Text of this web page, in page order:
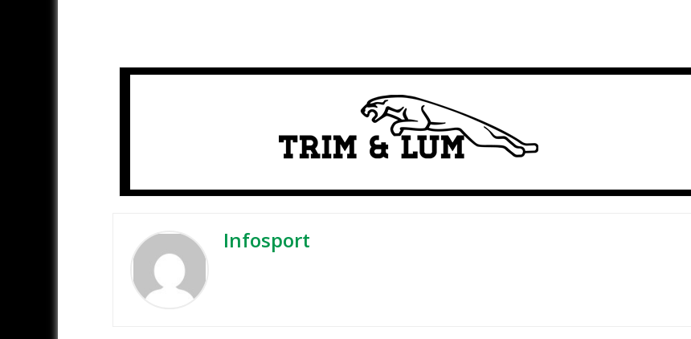
Infosport